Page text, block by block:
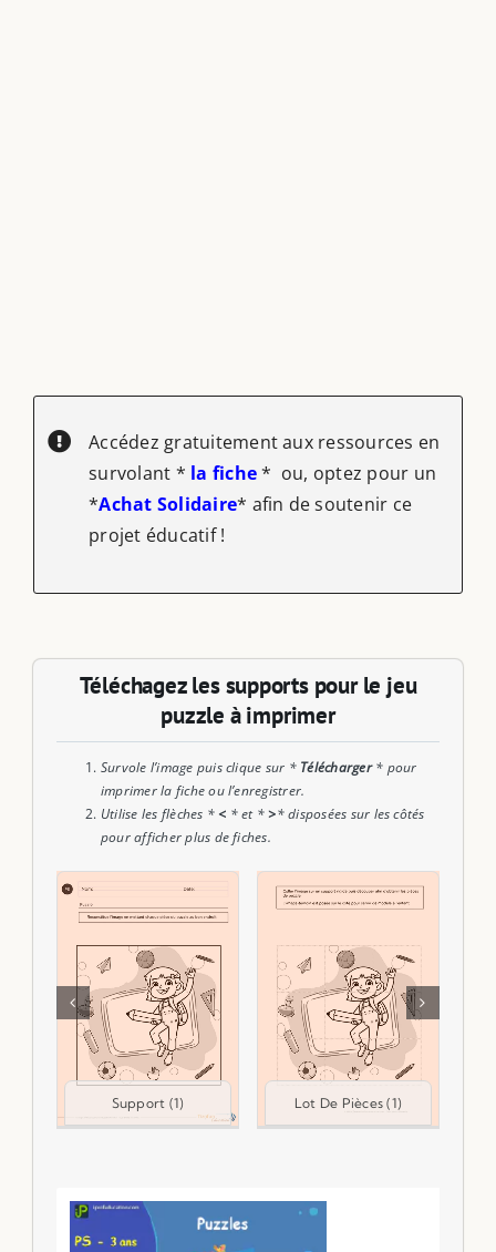
Accédez gratuitement aux ressources en
survolant * la fiche* ou, optez pour un
*Achat Solidaire* afin de soutenir ce
projet éducatif !
Téléchagez les supports pour le jeu
puzzle à imprimer
Survole l’image puis clique sur * Télécharger* pour
imprimer la fiche ou l’enregistrer.
Utilise les flèches * < * et *>* disposées sur les côtés
pour afficher plus de fiches.
Support (1) Lot De Pièces (1)